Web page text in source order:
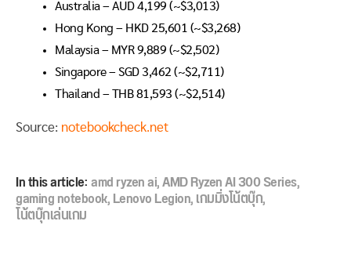
Australia – AUD 4,199 (~$3,013)
Hong Kong – HKD 25,601 (~$3,268)
Malaysia – MYR 9,889 (~$2,502)
Singapore – SGD 3,462 (~$2,711)
Thailand – THB 81,593 (~$2,514)
Source: notebookcheck.net
In this article:amd ryzen ai,AMD Ryzen AI 300 Series,
gaming notebook,Lenovo Legion,เกมมิ่งโน้ตบุ๊ก,
โน้ตบุ๊กเล่นเกม